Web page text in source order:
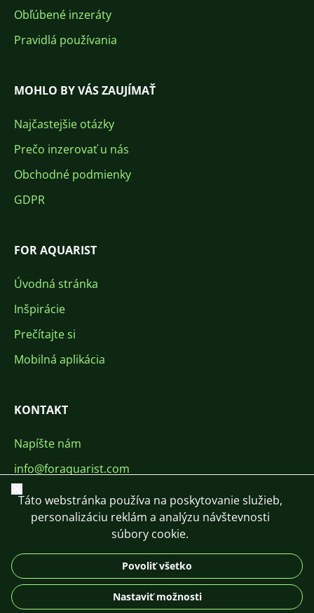
Obľúbené inzeráty
Pravidlá používania
MOHLO BY VÁS ZAUJÍMAŤ
Najčastejšie otázky
Prečo inzerovať u nás
Obchodné podmienky
GDPR
FOR AQUARIST
Úvodná stránka
Inšpirácie
Prečítajte si
Mobilná aplikácia
KONTAKT
Napíšte nám
info@foraquarist.com
+420 603 449 602
DE
© 2026 For Aquarist
Zavrieť
Táto webstránka používa na poskytovanie služieb,
personalizáciu reklám a analýzu návštevnosti
súbory cookie.
Povoliť všetko
Nastaviť možnosti